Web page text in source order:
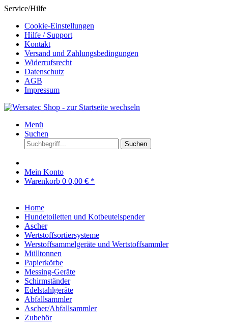
Service/Hilfe
Cookie-Einstellungen
Hilfe / Support
Kontakt
Versand und Zahlungsbedingungen
Widerrufsrecht
Datenschutz
AGB
Impressum
Menü
Suchen
Suchen
Mein Konto
Warenkorb 0 0,00 € *
Home
Hundetoiletten und Kotbeutelspender
Ascher
Wertstoffsortiersysteme
Werstoffsammelgeräte und Wertstoffsammler
Mülltonnen
Papierkörbe
Messing-Geräte
Schirmständer
Edelstahlgeräte
Abfallsammler
Ascher/Abfallsammler
Zubehör